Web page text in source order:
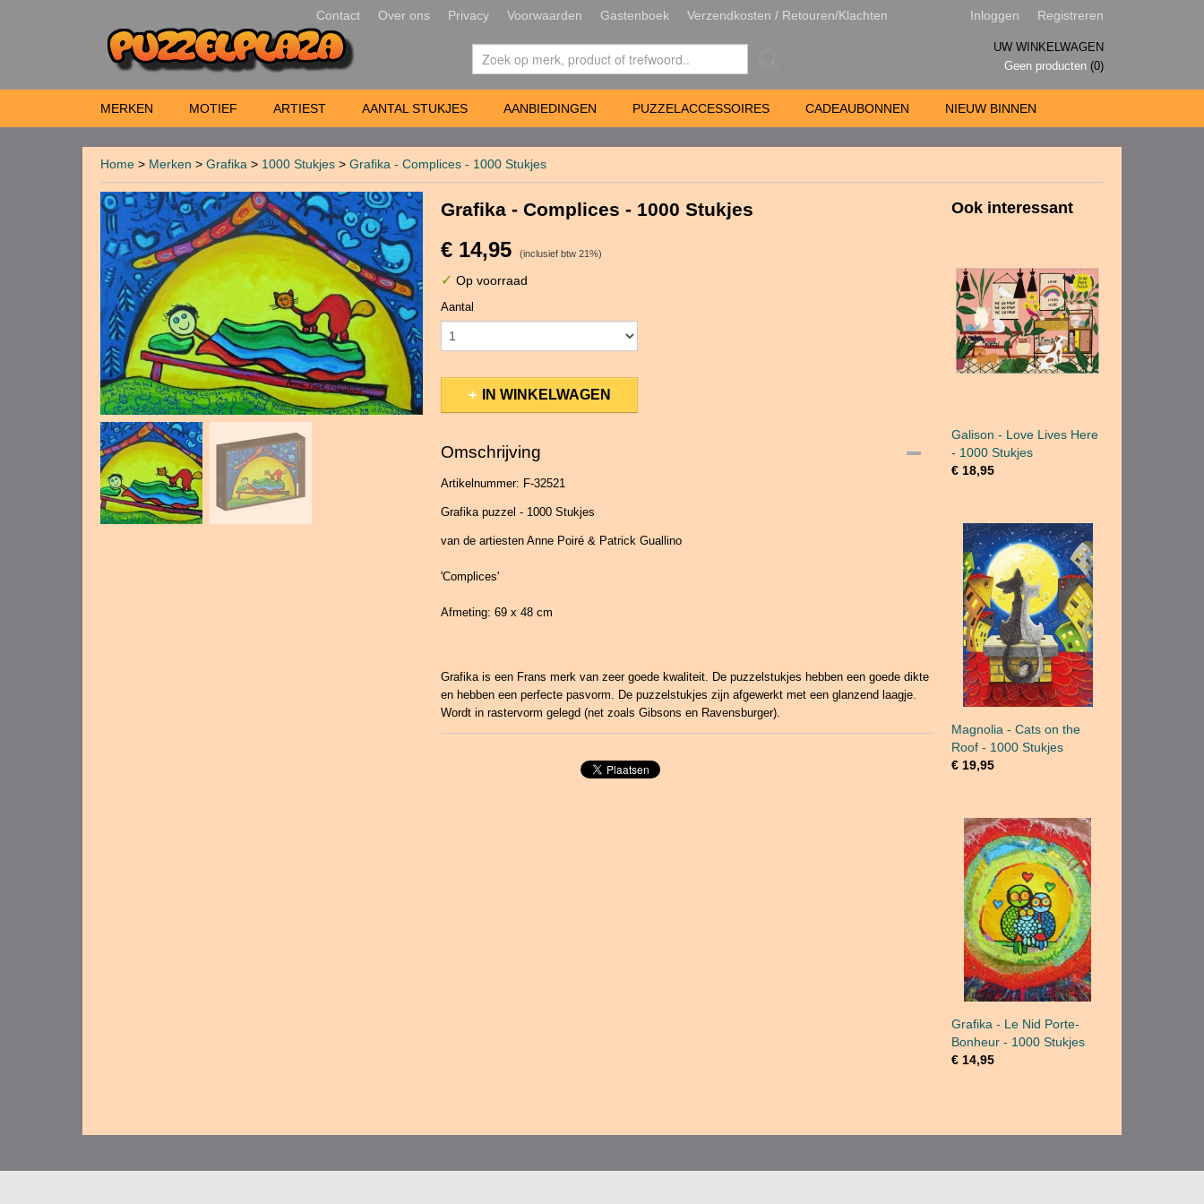
Contact Over ons Privacy Voorwaarden Gastenboek Verzendkosten / Retouren/Klachten Inloggen Registreren
UW WINKELWAGEN
Geen producten (0)
MERKEN MOTIEF ARTIEST AANTAL STUKJES AANBIEDINGEN PUZZELACCESSOIRES CADEAUBONNEN NIEUW BINNEN
Home > Merken > Grafika > 1000 Stukjes > Grafika - Complices - 1000 Stukjes
Grafika - Complices - 1000 Stukjes
€ 14,95 (inclusief btw 21%)
✓ Op voorraad
Aantal
IN WINKELWAGEN
Omschrijving
Artikelnummer: F-32521
Grafika puzzel - 1000 Stukjes
van de artiesten Anne Poiré & Patrick Guallino
'Complices'
Afmeting: 69 x 48 cm
Grafika is een Frans merk van zeer goede kwaliteit. De puzzelstukjes hebben een goede dikte
en hebben een perfecte pasvorm. De puzzelstukjes zijn afgewerkt met een glanzend laagje.
Wordt in rastervorm gelegd (net zoals Gibsons en Ravensburger).
Ook interessant
Galison - Love Lives Here
- 1000 Stukjes
€ 18,95
Magnolia - Cats on the
Roof - 1000 Stukjes
€ 19,95
Grafika - Le Nid Porte-
Bonheur - 1000 Stukjes
€ 14,95